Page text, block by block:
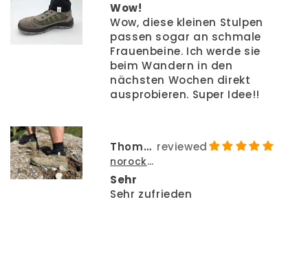
Wow!
Wow, diese kleinen Stulpen
passen sogar an schmale
Frauenbeine. Ich werde sie
beim Wandern in den
nächsten Wochen direkt
ausprobieren. Super Idee!!
Thomas
norocksocks - Nie wieder Steine, Sand & Schmutz in den Schuhen!
Sehr
Sehr zufrieden